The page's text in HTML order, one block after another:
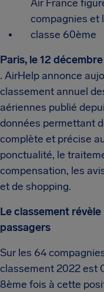
Air France
compagnies et
classe 60ème
Paris, le 12
. AirHelp annonce
classement annuel
aériennes publié
données permettant
complète et précise
ponctualité, le
compensation, les
et de shopping.
Le classement révèle
passagers
Sur les 64
classement 2022 est
8ème fois à cette